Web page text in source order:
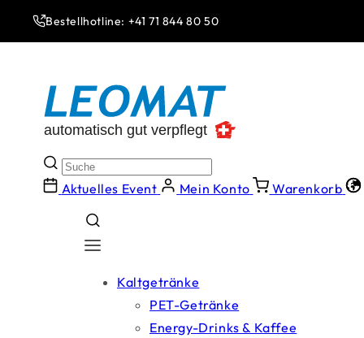
zum
Inhalt
Bestellhotline: +41 71 844 80 50
Aktuelles Event Mein Konto Warenkorb
Kaltgetränke
PET-Getränke
Energy-Drinks & Kaffee